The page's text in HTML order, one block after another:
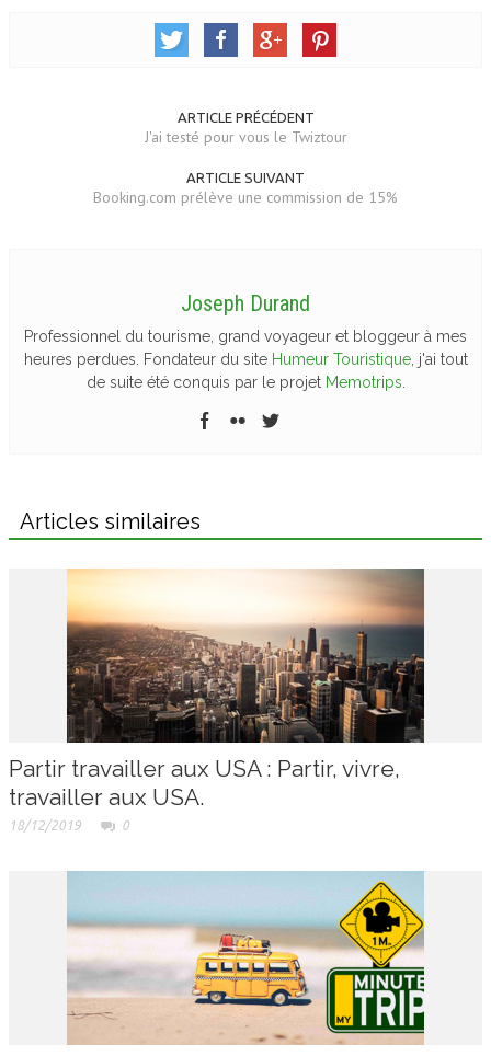
ARTICLE PRÉCÉDENT
J'ai testé pour vous le Twiztour
ARTICLE SUIVANT
Booking.com prélève une commission de 15%
Joseph Durand
Professionnel du tourisme, grand voyageur et bloggeur à mes
heures perdues. Fondateur du site Humeur Touristique, j'ai tout
de suite été conquis par le projet Memotrips.
Articles similaires
Partir travailler aux USA : Partir, vivre,
travailler aux USA.
18/12/2019 0